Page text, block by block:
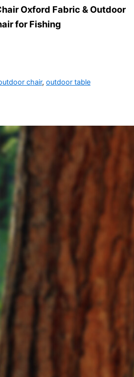
Oxford Fabric & Outdoor
for Fishing
chair, outdoor table